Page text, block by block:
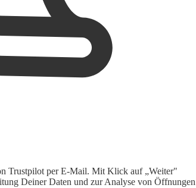
Trustpilot per E-Mail. Mit Klick auf „Weiter"
Deiner Daten und zur Analyse von Öffnungen